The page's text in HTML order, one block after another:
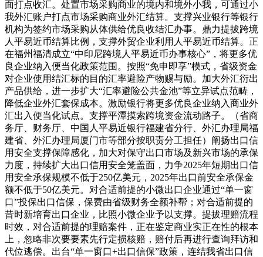
面打点收汇。处置市场采购商业的境内和境外小我，可通过小
我外汇账户打点市场采购商业外汇结算。支撑兴业银行等银行
机构为签约市场采购从体供给优良收结汇办事。鼎力提拔跨境
人平易近币结算比例，支撑外贸企业利用人平易近币结算。正
在福州福清成立“中印尼跨境人平易近币办事核心”，将更多优
良企业纳入便当化政策范围。按照“免申即享”模式，省级资金
对企业使用结汇标的目的汇率避险产物赐与励。加大外汇衍出
产品供给，进一步扩大“汇率避险公共金池”等立异试点范畴，
降低企业外汇套保成本。激励银行将更多优良企业纳入商业外
汇出入便当化试点。支撑平潭摸索跨境资金流动路子。（省商
务厅、财务厅、中国人平易近银行福建省分行、外汇办理局福
建省、外汇办理局厦门市等部分按职责分工担任）阐扬出口信
用安全支撑保障感化，加大对保守出口市场及新兴市场的承保
力度，持续扩大出口信用安全笼盖面，力争2025年短期出口信
用安全承保规模不低于250亿美元，2025年出口前安全承保金
额不低于50亿美元。对合适前提的小微出口企业通过“单一窗
口”投保出口信保，保费由省级财务全额补帮；对合适前提的
昔时新培育出口企业，比照小微企业予以支撑。提拔理赔流程
时效，对合适前提的理赔案件，正在鉴定商业实正在性的根本
上，忽略非次要要素先行定损核赔，赔付后再进行查询拜访和
代位逃偿。出台“单一窗口+出口信保”政策，连结我省出口信